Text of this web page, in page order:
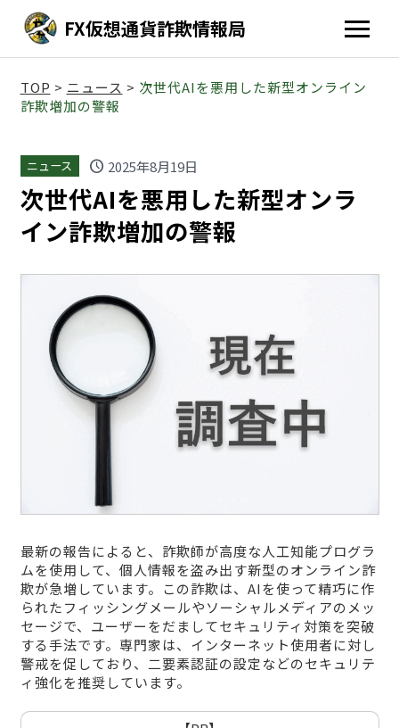
FX仮想通貨詐欺情報局
TOP > ニュース > 次世代AIを悪用した新型オンライン
詐欺増加の警報
ニュース schedule 2025年8月19日
次世代AIを悪用した新型オンラ
イン詐欺増加の警報
最新の報告によると、詐欺師が高度な人工知能プログラ
ムを使用して、個人情報を盗み出す新型のオンライン詐
欺が急増しています。この詐欺は、AIを使って精巧に作
られたフィッシングメールやソーシャルメディアのメッ
セージで、ユーザーをだましてセキュリティ対策を突破
する手法です。専門家は、インターネット使用者に対し
警戒を促しており、二要素認証の設定などのセキュリテ
ィ強化を推奨しています。